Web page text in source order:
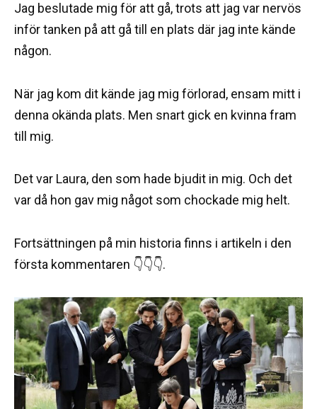
Jag beslutade mig för att gå, trots att jag var nervös
inför tanken på att gå till en plats där jag inte kände
någon.
När jag kom dit kände jag mig förlorad, ensam mitt i
denna okända plats. Men snart gick en kvinna fram
till mig.
Det var Laura, den som hade bjudit in mig. Och det
var då hon gav mig något som chockade mig helt.
Fortsättningen på min historia finns i artikeln i den
första kommentaren 👇👇👇.